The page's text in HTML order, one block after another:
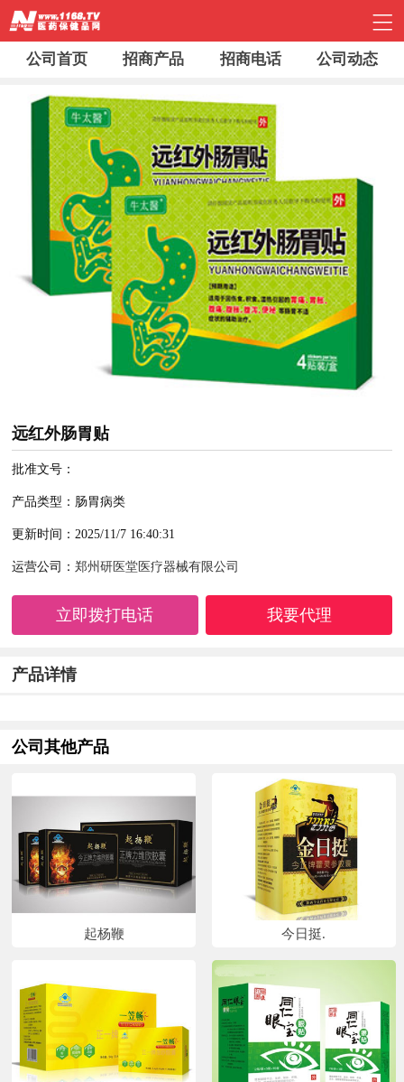
公司首页 招商产品 招商电话 公司动态
远红外肠胃贴
批准文号：
产品类型：肠胃病类
更新时间：2025/11/7 16:40:31
运营公司：郑州研医堂医疗器械有限公司
立即拨打电话 我要代理
产品详情
公司其他产品
起杨鞭 今日挺.